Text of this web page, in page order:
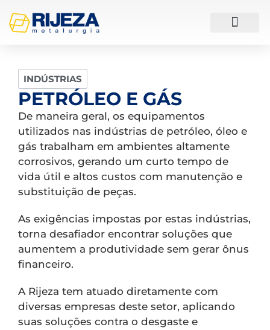
INDÚSTRIAS
PETRÓLEO E GÁS
De maneira geral, os equipamentos
utilizados nas indústrias de petróleo, óleo e
gás trabalham em ambientes altamente
corrosivos, gerando um curto tempo de
vida útil e altos custos com manutenção e
substituição de peças.
As exigências impostas por estas indústrias,
torna desafiador encontrar soluções que
aumentem a produtividade sem gerar ônus
financeiro.
A Rijeza tem atuado diretamente com
diversas empresas deste setor, aplicando
suas soluções contra o desgaste e